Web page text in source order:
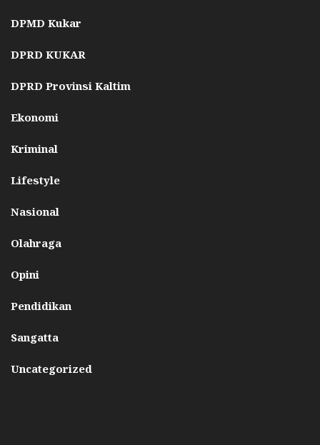
DPMD Kukar
DPRD KUKAR
DPRD Provinsi Kaltim
Ekonomi
Kriminal
Lifestyle
Nasional
Olahraga
Opini
Pendidikan
Sangatta
Uncategorized